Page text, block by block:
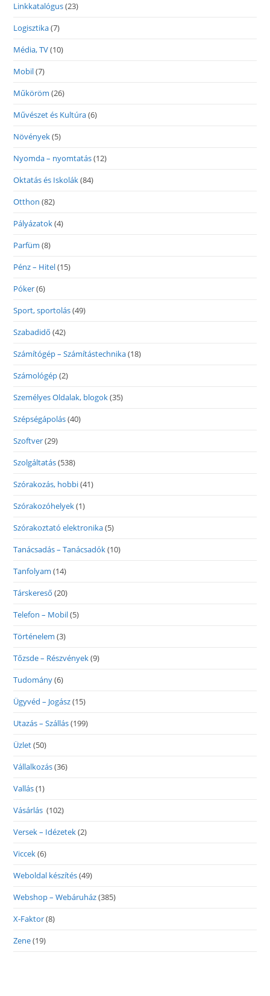
Linkkatalógus(23)
Logisztika(7)
Média, TV(10)
Mobil(7)
Műköröm (26)
Művészet és Kultúra(6)
Növények(5)
Nyomda – nyomtatás(12)
Oktatás és Iskolák(84)
Otthon (82)
Pályázatok(4)
Parfüm (8)
Pénz – Hitel(15)
Póker(6)
Sport, sportolás(49)
Szabadidő (42)
Számítógép – Számítástechnika(18)
Számológép(2)
Személyes Oldalak, blogok(35)
Szépségápolás(40)
Szoftver(29)
Szolgáltatás(538)
Szórakozás, hobbi(41)
Szórakozóhelyek(1)
Szórakoztató elektronika(5)
Tanácsadás – Tanácsadók(10)
Tanfolyam (14)
Társkereső (20)
Telefon – Mobil(5)
Történelem (3)
Tőzsde – Részvények(9)
Tudomány(6)
Ügyvéd – Jogász(15)
Utazás – Szállás(199)
Üzlet(50)
Vállalkozás(36)
Vallás(1)
Vásárlás (102)
Versek – Idézetek(2)
Viccek(6)
Weboldal készítés(49)
Webshop – Webáruház(385)
X-Faktor(8)
Zene(19)